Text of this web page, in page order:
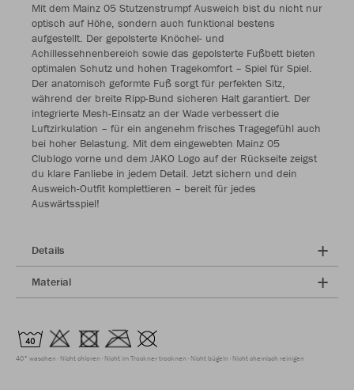
Mit dem Mainz 05 Stutzenstrumpf Ausweich bist du nicht nur
optisch auf Höhe, sondern auch funktional bestens
aufgestellt. Der gepolsterte Knöchel- und
Achillessehnenbereich sowie das gepolsterte Fußbett bieten
optimalen Schutz und hohen Tragekomfort – Spiel für Spiel.
Der anatomisch geformte Fuß sorgt für perfekten Sitz,
während der breite Ripp-Bund sicheren Halt garantiert. Der
integrierte Mesh-Einsatz an der Wade verbessert die
Luftzirkulation – für ein angenehm frisches Tragegefühl auch
bei hoher Belastung. Mit dem eingewebten Mainz 05
Clublogo vorne und dem JAKO Logo auf der Rückseite zeigst
du klare Fanliebe in jedem Detail. Jetzt sichern und dein
Ausweich-Outfit komplettieren – bereit für jedes
Auswärtsspiel!
Details
Material
40° waschen Nicht chloren Nicht im Trockner trocknen Nicht bügeln Nicht chemisch reinigen